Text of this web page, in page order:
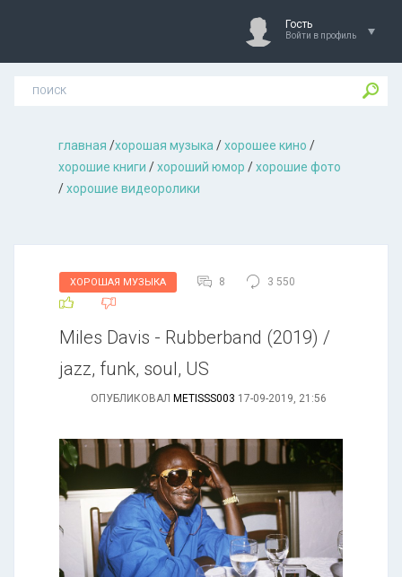
Гость
Войти в профиль
главная /хорошая музыкa /хорошее кино /
хорошие книги /хороший юмор /хорошие фото
/хорошие видеоролики
ХОРОШАЯ МУЗЫКА 8 3 550
Miles Davis - Rubberband (2019) /
jazz, funk, soul, US
ОПУБЛИКОВАЛ METISSS003 17-09-2019, 21:56